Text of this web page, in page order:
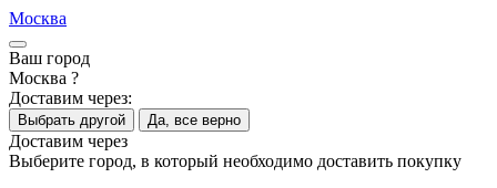
Москва
Ваш город
Москва ?
Доставим через:
Выбрать другой Да, все верно
Доставим через
Выберите город, в который необходимо доставить покупку